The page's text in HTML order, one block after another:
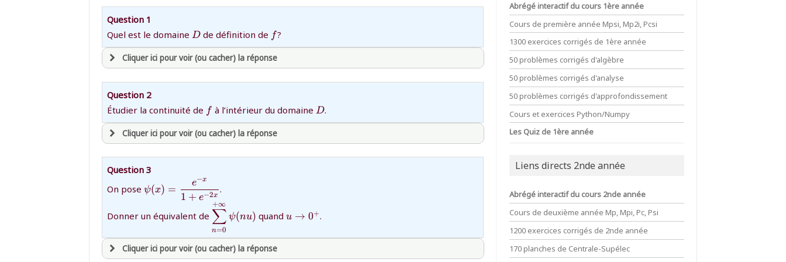
Question 1
Quel est le domaine {D}
D de définition de {f}
f?
Cliquer ici pour voir (ou cacher) la réponse
avoir
une souscription active sur mathprepa
revenir àla page d'accueil
ou consulter
Question 2
Étudier la continuité de {f}
f à l’intérieur du domaine {D}
D.
Cliquer ici pour voir (ou cacher) la réponse
avoir
une souscription active sur mathprepa
connecté au site
revenir àla page d'accueil
la page d'extraits libres
ou consulterle plan du site
Question 3
On pose {\psi(x)=\dfrac{e^{-
x}}{1+e^{-2x}}}
ψ(x) =
1 + e−2x
e−x
.
Donner un équivalent de
{\displaystyle\sum_{n=0}^{+\infty}
\psi(nu)}
n=0
∑
+∞
ψ(nu) quand0^+}
u → 0+.
Cliquer ici pour voir (ou cacher) la réponse
Abrégé interactif du cours 1ère année
Cours de première année Mpsi, Mp2i, Pcsi
1300 exercices corrigés de 1ère année
50 problèmes corrigés d'algèbre
50 problèmes corrigés d'analyse
50 problèmes corrigés d'approfondissement
Cours et exercices Python/Numpy
Les Quiz de 1ère année
Liens directs 2nde année
Abrégé interactif du cours 2nde année
Cours de deuxième année Mp, Mpi, Pc, Psi
1200 exercices corrigés de 2nde année
170 planches de Centrale-Supélec